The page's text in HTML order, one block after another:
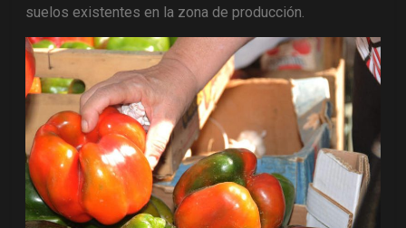
suelos existentes en la zona de producción.